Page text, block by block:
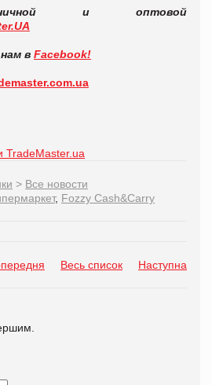
и оптовой
в Facebook!
.com.ua
TradeMaster.ua
> Все новости
, Fozzy Cash&Carry
Весь список Наступна